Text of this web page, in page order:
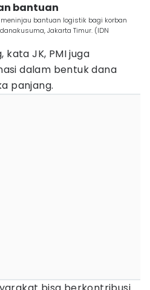
bantuan
bantuan logistik bagi korban
Jakarta Timur. (IDN
JK, PMI juga
dalam bentuk dana
panjang.